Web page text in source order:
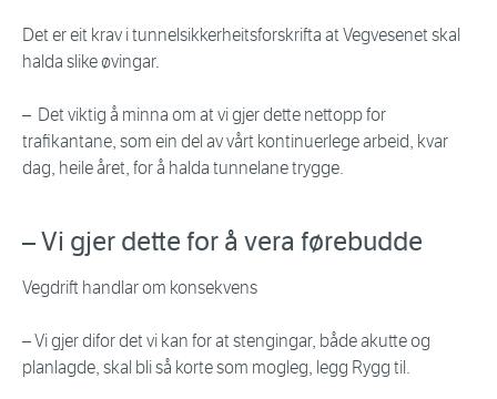
Det er eit krav i tunnelsikkerheitsforskrifta at Vegvesenet skal
halda slike øvingar.
– Det viktig å minna om at vi gjer dette nettopp for
trafikantane, som ein del av vårt kontinuerlege arbeid, kvar
dag, heile året, for å halda tunnelane trygge.
– Vi gjer dette for å vera førebudde
Vegdrift handlar om konsekvens
– Vi gjer difor det vi kan for at stengingar, både akutte og
planlagde, skal bli så korte som mogleg, legg Rygg til.